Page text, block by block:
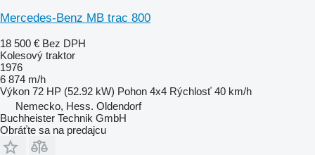
Mercedes-Benz MB trac 800
18 500 € Bez DPH
Kolesový traktor
1976
6 874 m/h
Výkon 72 HP (52.92 kW) Pohon 4x4 Rýchlosť 40 km/h
Nemecko, Hess. Oldendorf
Buchheister Technik GmbH
Obráťte sa na predajcu